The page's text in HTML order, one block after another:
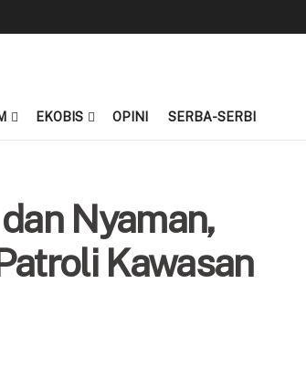
EKOBIS OPINI SERBA-SERBI
Nyaman,
Kawasan